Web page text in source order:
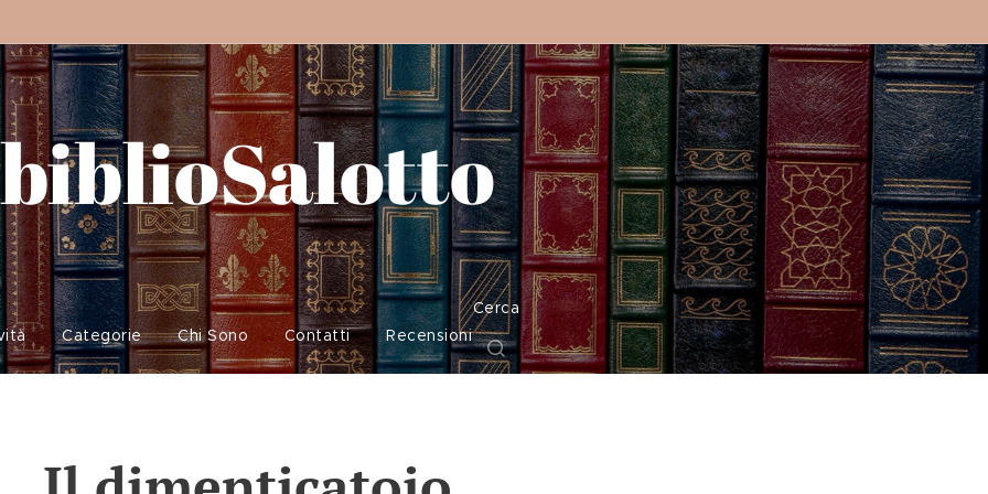
biblioSalotto
Categorie Chi Sono Contatti Recensioni
Cerca